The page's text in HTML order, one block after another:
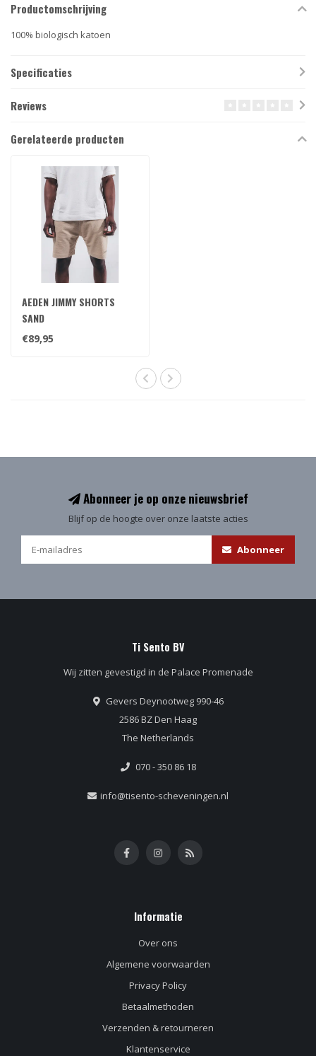
Productomschrijving
100% biologisch katoen
Specificaties
Reviews
Gerelateerde producten
AEDEN JIMMY SHORTS
SAND
€89,95
Abonneer je op onze nieuwsbrief
Blijf op de hoogte over onze laatste acties
Abonneer
Ti Sento BV
Wij zitten gevestigd in de Palace Promenade
Gevers Deynootweg 990-46
2586 BZ Den Haag
The Netherlands
070 - 350 86 18
info@tisento-scheveningen.nl
Informatie
Over ons
Algemene voorwaarden
Privacy Policy
Betaalmethoden
Verzenden & retourneren
Klantenservice